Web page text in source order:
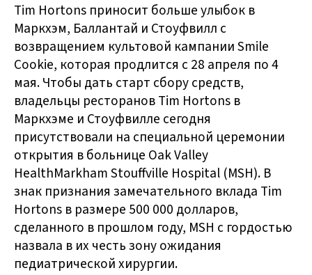
Tim Hortons приносит больше улыбок в
Маркхэм, Баллантай и Стоуфвилл с
возвращением культовой кампании Smile
Cookie, которая продлится с 28 апреля по 4
мая. Чтобы дать старт сбору средств,
владельцы ресторанов Tim Hortons в
Маркхэме и Стоуфвилле сегодня
присутствовали на специальной церемонии
открытия в больнице Oak Valley
HealthMarkham Stouffville Hospital (MSH). В
знак признания замечательного вклада Tim
Hortons в размере 500 000 долларов,
сделанного в прошлом году, MSH с гордостью
назвала в их честь зону ожидания
педиатрической хирургии.